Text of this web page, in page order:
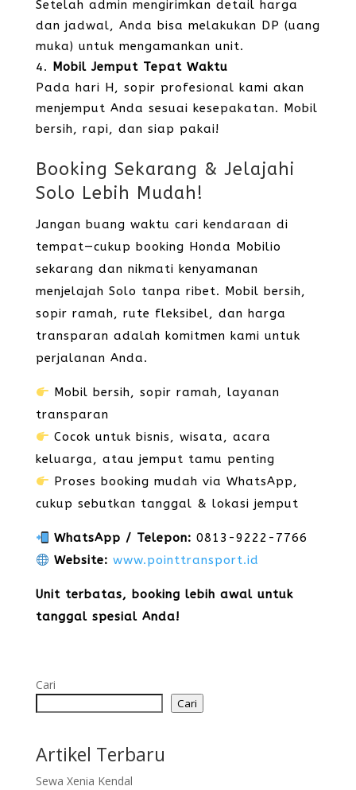
Setelah admin mengirimkan detail harga
dan jadwal, Anda bisa melakukan DP (uang
muka) untuk mengamankan unit.
Mobil Jemput Tepat Waktu
Pada hari H, sopir profesional kami akan
menjemput Anda sesuai kesepakatan. Mobil
bersih, rapi, dan siap pakai!
Booking Sekarang & Jelajahi
Solo Lebih Mudah!
Jangan buang waktu cari kendaraan di
tempat—cukup booking Honda Mobilio
sekarang dan nikmati kenyamanan
menjelajah Solo tanpa ribet. Mobil bersih,
sopir ramah, rute fleksibel, dan harga
transparan adalah komitmen kami untuk
perjalanan Anda.
Mobil bersih, sopir ramah, layanan
transparan
Cocok untuk bisnis, wisata, acara
keluarga, atau jemput tamu penting
Proses booking mudah via WhatsApp,
cukup sebutkan tanggal & lokasi jemput
WhatsApp / Telepon: 0813-9222-7766
Website: www.pointtransport.id
Unit terbatas, booking lebih awal untuk
tanggal spesial Anda!
Cari
Cari
Artikel Terbaru
Sewa Xenia Kendal